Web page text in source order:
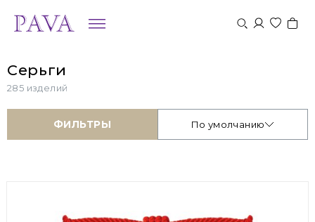
Серьги
285 изделий
ФИЛЬТРЫ По умолчанию